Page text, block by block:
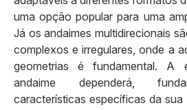
uma opção popular para uma
Já os andaimes multidirecionais
complexos e irregulares, onde a
geometrias é fundamental.
andaime dependerá,
características específicas da